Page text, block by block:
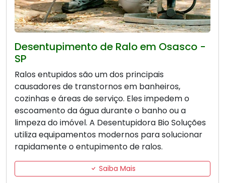
Desentupimento de Ralo em Osasco -
SP
Ralos entupidos são um dos principais
causadores de transtornos em banheiros,
cozinhas e áreas de serviço. Eles impedem o
escoamento da água durante o banho ou a
limpeza do imóvel. A Desentupidora Bio Soluções
utiliza equipamentos modernos para solucionar
rapidamente o entupimento de ralos.
Saiba Mais